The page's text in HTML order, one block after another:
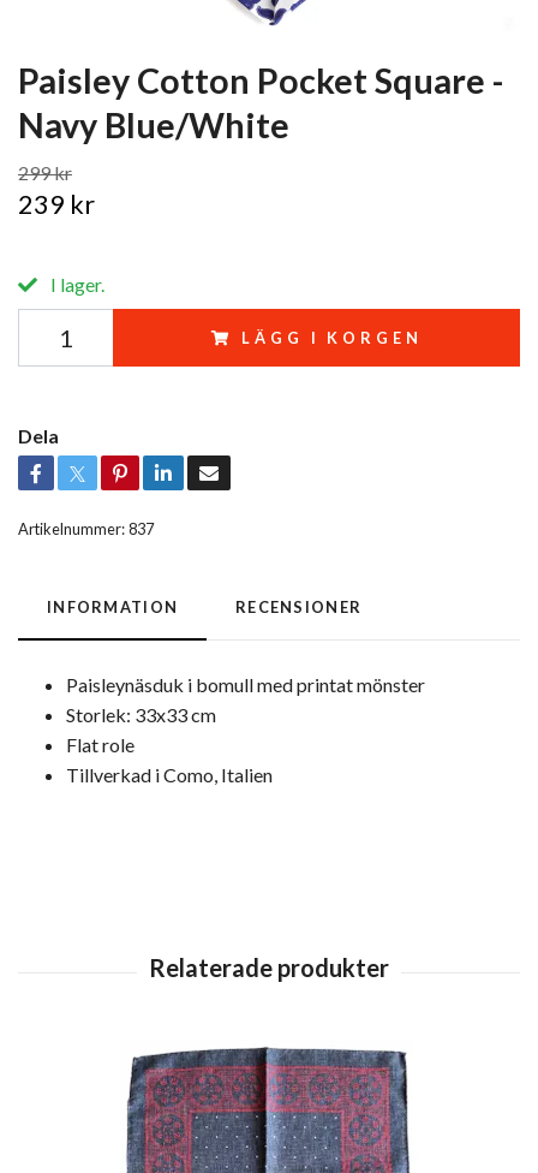
Paisley Cotton Pocket Square -
Navy Blue/White
299 kr
239 kr
I lager.
LÄGG I KORGEN
Dela
Artikelnummer:837
INFORMATION RECENSIONER
Paisleynäsduk i bomull med printat mönster
Storlek: 33x33 cm
Flat role
Tillverkad i Como, Italien